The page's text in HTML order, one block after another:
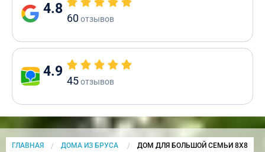
4.8
60отзывов
4.9
45отзывов
ГЛАВНАЯ ДОМА ИЗ БРУСА CURRENT:
ДОМ ДЛЯ БОЛЬШОЙ СЕМЬИ 8Х8